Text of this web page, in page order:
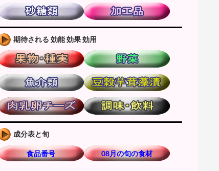
期待される 効能 効果 効用
成分表と旬
食品番号 08月の旬の食材